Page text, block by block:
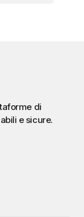
di
e sicure.